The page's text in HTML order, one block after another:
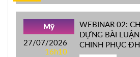
Mỹ
27/07/2026
16h10
WEBINAR 02:
DỰNG BÀI
CHINH PHỤC